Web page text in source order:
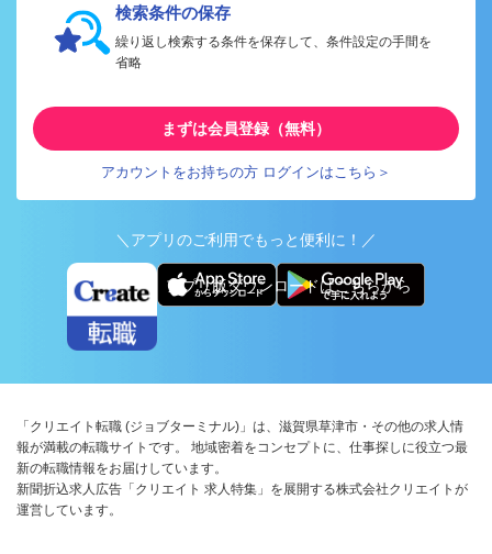
検索条件の保存
繰り返し検索する条件を保存して、条件設定の手間を
省略
まずは会員登録（無料）
アカウントをお持ちの方 ログインはこちら＞
＼アプリのご利用でもっと便利に！／
アプリ版ダウンロードはこちらから
「クリエイト転職 (ジョブターミナル)」は、滋賀県草津市・その他の求人情
報が満載の転職サイトです。 地域密着をコンセプトに、仕事探しに役立つ最
新の転職情報をお届けしています。
新聞折込求人広告「クリエイト 求人特集」を展開する株式会社クリエイトが
運営しています。